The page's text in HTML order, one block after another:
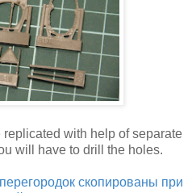
with help of separate
will have to drill the holes.
скопированы при